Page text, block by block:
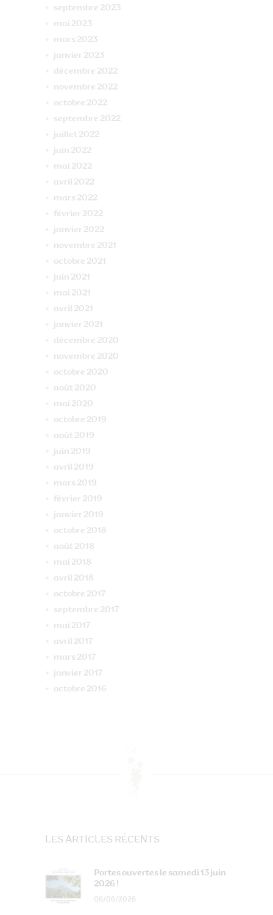
septembre 2023
mai 2023
mars 2023
janvier 2023
décembre 2022
novembre 2022
octobre 2022
septembre 2022
juillet 2022
juin 2022
mai 2022
avril 2022
mars 2022
février 2022
janvier 2022
novembre 2021
octobre 2021
juin 2021
mai 2021
avril 2021
janvier 2021
décembre 2020
novembre 2020
octobre 2020
août 2020
mai 2020
octobre 2019
août 2019
juin 2019
avril 2019
mars 2019
février 2019
janvier 2019
octobre 2018
août 2018
mai 2018
avril 2018
octobre 2017
septembre 2017
mai 2017
avril 2017
mars 2017
janvier 2017
octobre 2016
LES ARTICLES RÉCENTS
Portes ouvertes le samedi 13 juin
2026 !
06/06/2026